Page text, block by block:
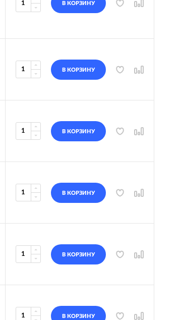
В КОРЗИНУ
В КОРЗИНУ
В КОРЗИНУ
В КОРЗИНУ
В КОРЗИНУ
В КОРЗИНУ